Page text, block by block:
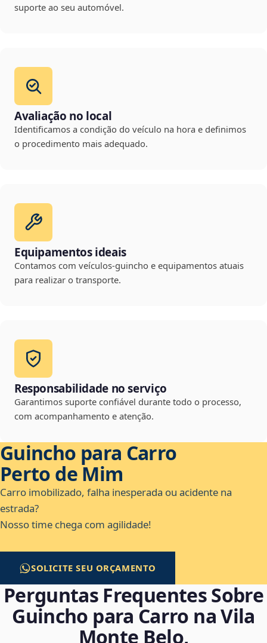
suporte ao seu automóvel.
Avaliação no local
Identificamos a condição do veículo na hora e definimos
o procedimento mais adequado.
Equipamentos ideais
Contamos com veículos-guincho e equipamentos atuais
para realizar o transporte.
Responsabilidade no serviço
Garantimos suporte confiável durante todo o processo,
com acompanhamento e atenção.
Guincho para Carro
Perto de Mim
Carro imobilizado, falha inesperada ou acidente na
estrada?
Nosso time chega com agilidade!
SOLICITE SEU ORÇAMENTO
Perguntas Frequentes Sobre
Guincho para Carro na Vila
Monte Belo,